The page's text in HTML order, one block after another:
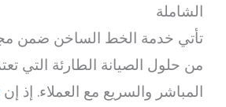
الشاملة
تأتي خدمة الخط الساخن ضمن
من حلول الصيانة الطارئة التي
المباشر والسريع مع العملاء. إذ إن